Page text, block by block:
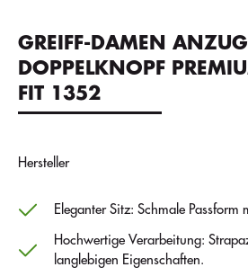
GREIFF-DAMEN
DOPPELKNOPF
FIT 1352
Hersteller
Eleganter Sitz: Schmale Passform
Hochwertige Verarbeitung:
langlebigen Eigenschaften.